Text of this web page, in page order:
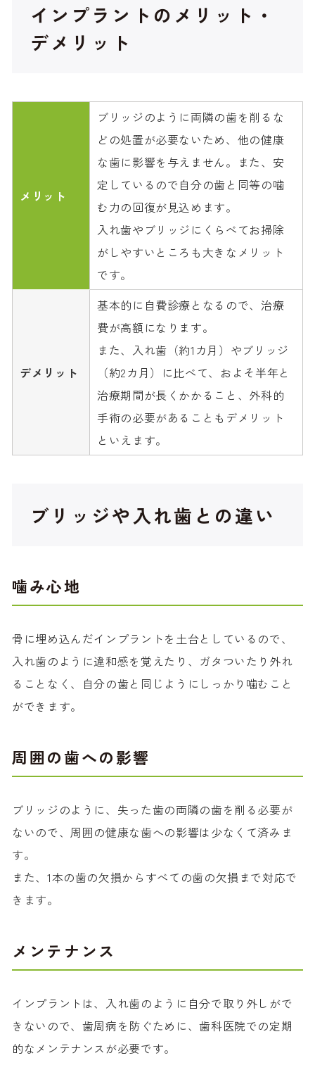
インプラントのメリット・
デメリット
メリット
ブリッジのように両隣の歯を削るな
どの処置が必要ないため、他の健康
な歯に影響を与えません。また、安
定しているので自分の歯と同等の噛
む力の回復が見込めます。
入れ歯やブリッジにくらべてお掃除
がしやすいところも大きなメリット
です。
デメリット
基本的に自費診療となるので、治療
費が高額になります。
また、入れ歯（約1カ月）やブリッジ
（約2カ月）に比べて、およそ半年と
治療期間が長くかかること、外科的
手術の必要があることもデメリット
といえます。
ブリッジや入れ歯との違い
噛み心地
骨に埋め込んだインプラントを土台としているので、
入れ歯のように違和感を覚えたり、ガタついたり外れ
ることなく、自分の歯と同じようにしっかり噛むこと
ができます。
周囲の歯への影響
ブリッジのように、失った歯の両隣の歯を削る必要が
ないので、周囲の健康な歯への影響は少なくて済みま
す。
また、1本の歯の欠損からすべての歯の欠損まで対応で
きます。
メンテナンス
インプラントは、入れ歯のように自分で取り外しがで
きないので、歯周病を防ぐために、歯科医院での定期
的なメンテナンスが必要です。